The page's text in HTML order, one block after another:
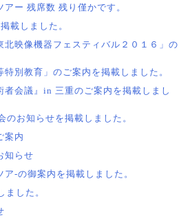
ー 残席数 残り僅かです。
載しました。
映像機器フェスティバル２０１６」の
別教育」のご案内を掲載しました。
会議』in 三重のご案内を掲載しまし
のお知らせを掲載しました。
案内
知らせ
-の御案内を掲載しました。
ました。